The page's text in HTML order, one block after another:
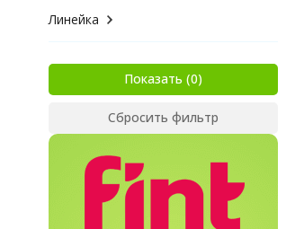
Линейка
Показать
Сбросить фильтр